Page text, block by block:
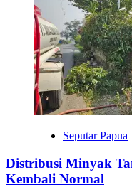
Seputar Papua
Distribusi Minyak
Kembali Normal